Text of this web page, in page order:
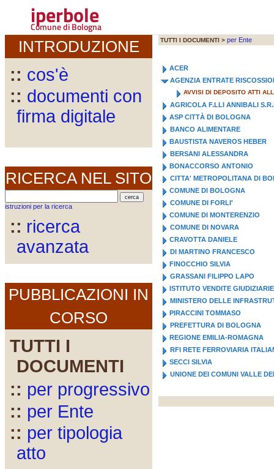
iperbole
Comune di Bologna
INTRODUZIONE
:: cos'è
:: documenti con
firma digitale
RICERCA NEL SITO
istruzioni per la ricerca
:: ricerca
avanzata
PUBBLICAZIONI IN
CORSO
TUTTI I
DOCUMENTI
:: per progressivo
:: per Ente
:: per tipologia
atto
TUTTI I DOCUMENTI > per Ente
ACER
AGENZIA ENTRATE
AVVISI DI DEPOSITO ATTI
AGRICOLA F.LLI ANNIBALI
ASP CITTÀ DI BOLOGNA
BANCO ALIMENTARE
BAUSTISTA NAVEROS HEBER
BERSANI ALESSANDRA
BONACCORSO ANTONIO
CITTA' METROPOLITANA DI
COMUNE DI BOLOGNA
COMUNE DI FORLI'
COMUNE DI MONTERENZIO
COMUNE DI NOVARA
CRAVOTTA DANIELE
DI MARTINO FRANCESCO
FINOCCHIO SILVIA
GRASSANI FILIPPO LAPO
ISTITUTO VENDITE GIUDIZIARIE
MINISTERO DELLE
PIRACCINI TOMMASO
PREFETTURA DI BOLOGNA
REGIONE EMILIA-ROMAGNA
RFI RETE FERROVIARIA
SECCI SILVIA
UNIONE DEI COMUNI VALLE